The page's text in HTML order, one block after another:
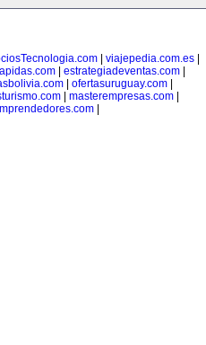
viajepedia.com.es
| estrategiadeventas.com|
ofertasuruguay.com
| masterempresas.com|
|